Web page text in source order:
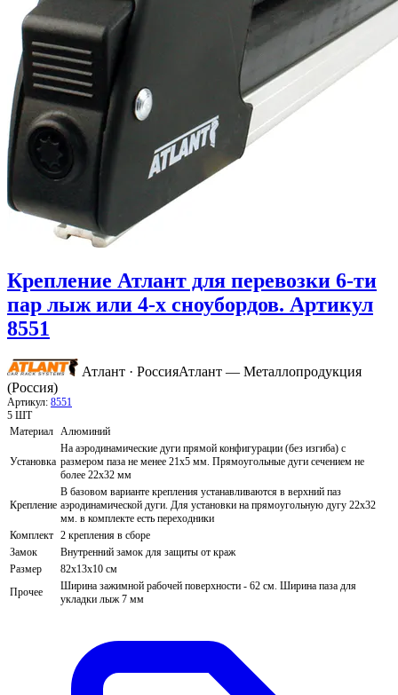
Крепление Атлант для перевозки 6-ти
пар лыж или 4-х сноубордов. Артикул
8551
Атлант · РоссияАтлант — Металлопродукция
(Россия)
Артикул: 8551
5 ШТ
Материал
Алюминий
Установка
На аэродинамические дуги прямой конфигурации (без изгиба) с
размером паза не менее 21х5 мм. Прямоугольные дуги сечением не
более 22х32 мм
Крепление
В базовом варианте крепления устанавливаются в верхний паз
аэродинамической дуги. Для установки на прямоугольную дугу 22х32
мм. в комплекте есть переходники
Комплект 2 крепления в сборе
Замок
Внутренний замок для защиты от краж
Размер
82х13х10 см
Прочее
Ширина зажимной рабочей поверхности - 62 см. Ширина паза для
укладки лыж 7 мм